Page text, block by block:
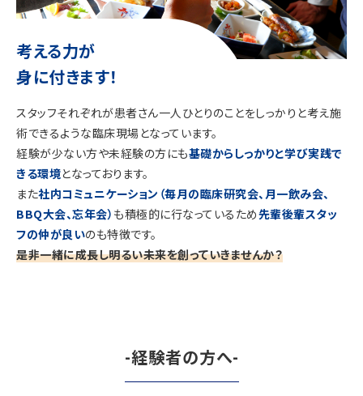
考える力が
身に付きます！
スタッフそれぞれが患者さん一人ひとりのことをしっかりと考え施
術できるような臨床現場となっています。
経験が少ない方や未経験の方にも基礎からしっかりと学び実践で
きる環境となっております。
また社内コミュニケーション（毎月の臨床研究会、月一飲み会、
BBQ大会、忘年会） も積極的に行なっているため先輩後輩スタッ
フの仲が良いのも特徴です。
是非一緒に成長し明るい未来を創っていきませんか？
-経験者の方へ-